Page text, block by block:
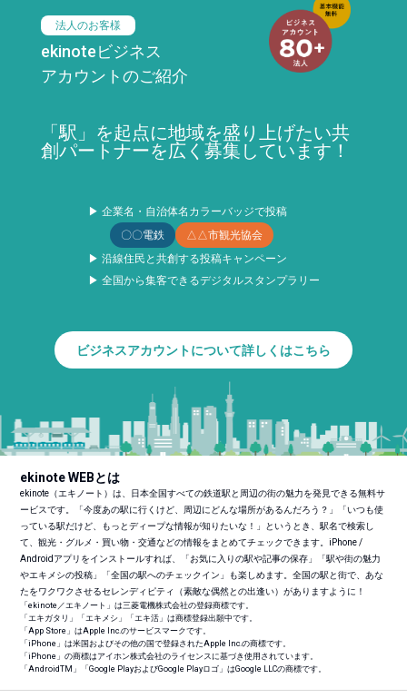
法人のお客様
ekinoteビジネス
アカウントのご紹介
「駅」を起点に地域を盛り上げたい共
創パートナーを広く募集しています！
▶ 企業名・自治体名カラーバッジで投稿
〇〇電鉄
△△市観光協会
▶ 沿線住民と共創する投稿キャンペーン
▶ 全国から集客できるデジタルスタンプラリー
ビジネスアカウントについて詳しくはこちら
ekinote WEBとは
ekinote（エキノート）は、日本全国すべての鉄道駅と周辺の街の魅力を発見できる無料サ
ービスです。「今度あの駅に行くけど、周辺にどんな場所があるんだろう？」「いつも使
っている駅だけど、もっとディープな情報が知りたいな！」というとき、駅名で検索し
て、観光・グルメ・買い物・交通などの情報をまとめてチェックできます。iPhone /
Androidアプリをインストールすれば、「お気に入りの駅や記事の保存」「駅や街の魅力
やエキメシの投稿」「全国の駅へのチェックイン」も楽しめます。全国の駅と街で、あな
たをワクワクさせるセレンディピティ（素敵な偶然との出逢い）がありますように！
「ekinote／エキノート」は三菱電機株式会社の登録商標です。
「エキガタリ」「エキメシ」「エキ活」は商標登録出願中です。
「App Store」はApple Inc.のサービスマークです。
「iPhone」は米国およびその他の国で登録されたApple Inc.の商標です。
「iPhone」の商標はアイホン株式会社のライセンスに基づき使用されています。
「AndroidTM 」「Google PlayおよびGoogle Playロゴ」はGoogle LLCの商標です。